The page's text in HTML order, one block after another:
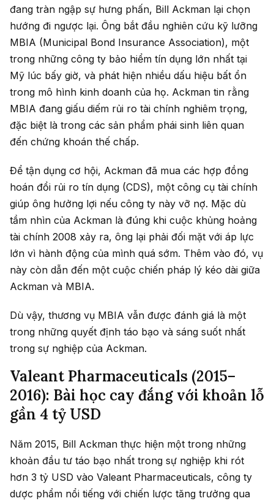
đang tràn ngập sự hưng phấn, Bill Ackman lại chọn
hướng đi ngược lại. Ông bắt đầu nghiên cứu kỹ lưỡng
MBIA (Municipal Bond Insurance Association), một
trong những công ty bảo hiểm tín dụng lớn nhất tại
Mỹ lúc bấy giờ, và phát hiện nhiều dấu hiệu bất ổn
trong mô hình kinh doanh của họ. Ackman tin rằng
MBIA đang giấu diếm rủi ro tài chính nghiêm trọng,
đặc biệt là trong các sản phẩm phái sinh liên quan
đến chứng khoán thế chấp.
Để tận dụng cơ hội, Ackman đã mua các hợp đồng
hoán đổi rủi ro tín dụng (CDS), một công cụ tài chính
giúp ông hưởng lợi nếu công ty này vỡ nợ. Mặc dù
tầm nhìn của Ackman là đúng khi cuộc khủng hoảng
tài chính 2008 xảy ra, ông lại phải đối mặt với áp lực
lớn vì hành động của mình quá sớm. Thêm vào đó, vụ
này còn dẫn đến một cuộc chiến pháp lý kéo dài giữa
Ackman và MBIA.
Dù vậy, thương vụ MBIA vẫn được đánh giá là một
trong những quyết định táo bạo và sáng suốt nhất
trong sự nghiệp của Ackman.
Valeant Pharmaceuticals (2015–
2016): Bài học cay đắng với khoản lỗ
gần 4 tỷ USD
Năm 2015, Bill Ackman thực hiện một trong những
khoản đầu tư táo bạo nhất trong sự nghiệp khi rót
hơn 3 tỷ USD vào Valeant Pharmaceuticals, công ty
dược phẩm nổi tiếng với chiến lược tăng trưởng qua